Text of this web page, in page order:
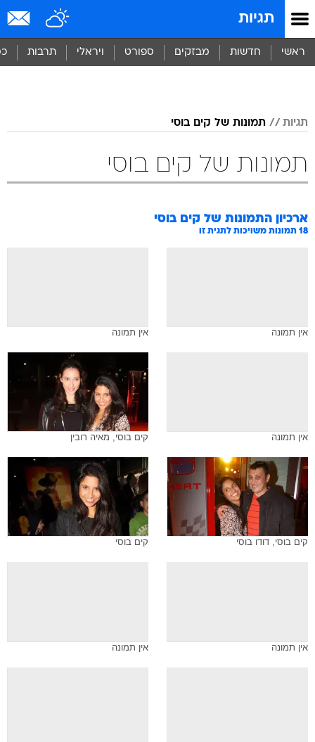
תגיות
ראשי חדשות מבזקים ספורט ויראלי תרבות
תגיות תמונות של קים בוסי
תמונות של קים בוסי
ארכיון התמונות של קים בוסי
18 תמונות משויכות לתגית זו
אין תמונה אין תמונה
אין תמונה קים בוסי, מאיה רובין
קים בוסי, דודו בוסי קים בוסי
אין תמונה אין תמונה